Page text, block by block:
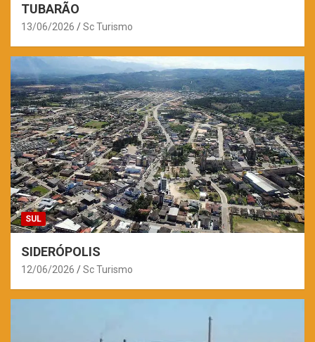
TUBARÃO
13/06/2026 Sc Turismo
SUL
SIDERÓPOLIS
12/06/2026 Sc Turismo